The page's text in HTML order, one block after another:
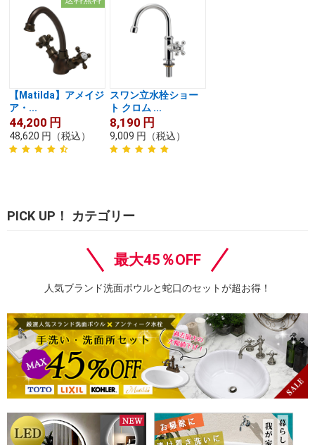
【Matilda】アメイジ
ア・...
44,200 円
48,620 円 （税込）
スワン立水栓ショー
ト クロム ...
8,190 円
9,009 円 （税込）
PICK UP！ カテゴリー
最大45％OFF
人気ブランド洗面ボウルと蛇口のセットが超お得！